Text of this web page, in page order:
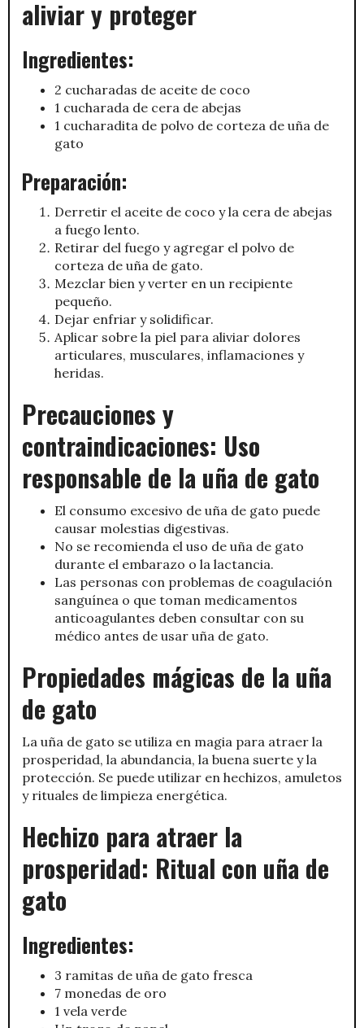
aliviar y proteger
Ingredientes:
2 cucharadas de aceite de coco
1 cucharada de cera de abejas
1 cucharadita de polvo de corteza de uña de
gato
Preparación:
Derretir el aceite de coco y la cera de abejas
a fuego lento.
Retirar del fuego y agregar el polvo de
corteza de uña de gato.
Mezclar bien y verter en un recipiente
pequeño.
Dejar enfriar y solidificar.
Aplicar sobre la piel para aliviar dolores
articulares, musculares, inflamaciones y
heridas.
Precauciones y
contraindicaciones: Uso
responsable de la uña de gato
El consumo excesivo de uña de gato puede
causar molestias digestivas.
No se recomienda el uso de uña de gato
durante el embarazo o la lactancia.
Las personas con problemas de coagulación
sanguínea o que toman medicamentos
anticoagulantes deben consultar con su
médico antes de usar uña de gato.
Propiedades mágicas de la uña
de gato
La uña de gato se utiliza en magia para atraer la
prosperidad, la abundancia, la buena suerte y la
protección. Se puede utilizar en hechizos, amuletos
y rituales de limpieza energética.
Hechizo para atraer la
prosperidad: Ritual con uña de
gato
Ingredientes:
3 ramitas de uña de gato fresca
7 monedas de oro
1 vela verde